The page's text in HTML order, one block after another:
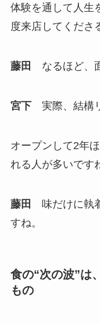
体験を通して人生
度来店してくださ
藤田 なるほど、
宮下実際、結構リ
オープンして2年
れる人が多いです
藤田
味だけに執
すね。
食の“次の波”は
もの